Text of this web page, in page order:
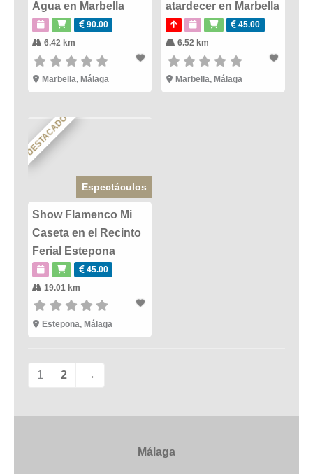
Agua en Marbella
90.00
6.42 km
Marbella, Málaga
atardecer en Marbella
45.00
6.52 km
Marbella, Málaga
DESTACADO
Espectáculos
Show Flamenco Mi
Caseta en el Recinto
Ferial Estepona
45.00
19.01 km
Estepona, Málaga
1 2 →
Málaga